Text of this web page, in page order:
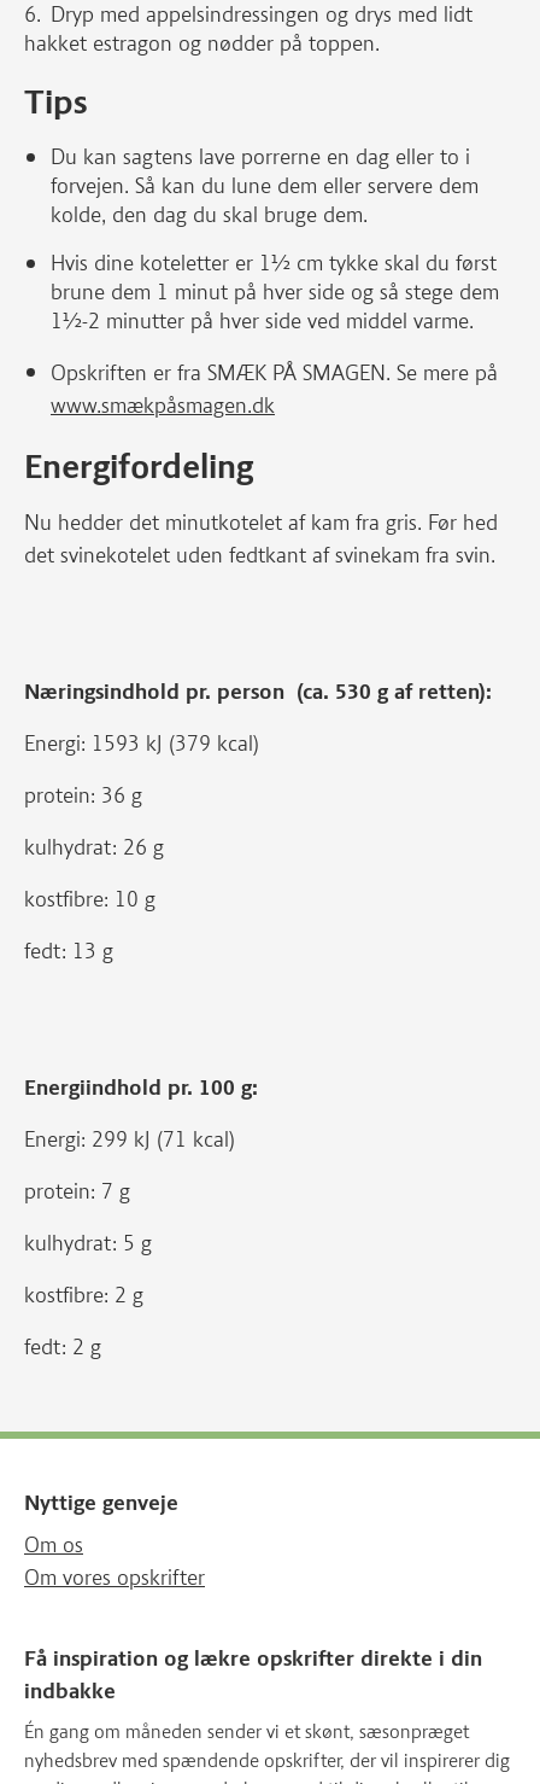
Dryp med appelsindressingen og drys med lidt
hakket estragon og nødder på toppen.
Tips
Du kan sagtens lave porrerne en dag eller to i
forvejen. Så kan du lune dem eller servere dem
kolde, den dag du skal bruge dem.
Hvis dine koteletter er 1½ cm tykke skal du først
brune dem 1 minut på hver side og så stege dem
1½-2 minutter på hver side ved middel varme.
Opskriften er fra SMÆK PÅ SMAGEN. Se mere på
www.smækpåsmagen.dk
Energifordeling
Nu hedder det minutkotelet af kam fra gris. Før hed
det svinekotelet uden fedtkant af svinekam fra svin.
Næringsindhold pr. person (ca. 530 g af retten):
Energi: 1593 kJ (379 kcal)
protein: 36 g
kulhydrat: 26 g
kostfibre: 10 g
fedt: 13 g
Energiindhold pr. 100 g:
Energi: 299 kJ (71 kcal)
protein: 7 g
kulhydrat: 5 g
kostfibre: 2 g
fedt: 2 g
Nyttige genveje
Om os
Om vores opskrifter
Få inspiration og lækre opskrifter direkte i din
indbakke
Én gang om måneden sender vi et skønt, sæsonpræget
nyhedsbrev med spændende opskrifter, der vil inspirerer dig